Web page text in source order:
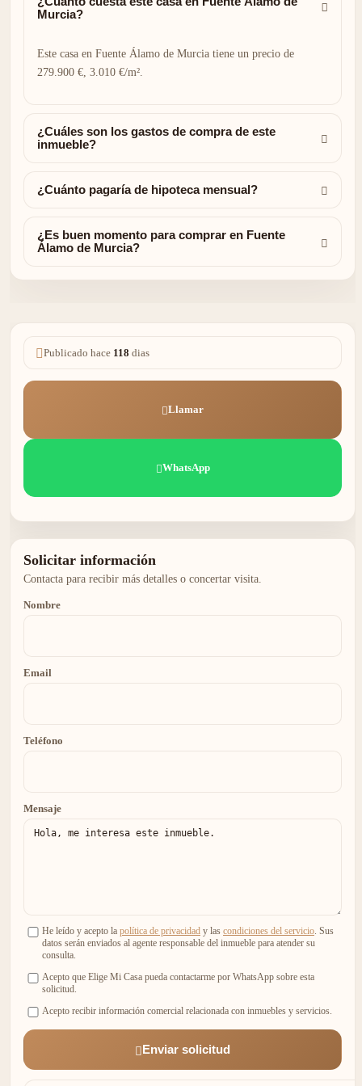
Murcia?
Este casa en Fuente Álamo de Murcia tiene un precio de
279.900 €, 3.010 €/m².
¿Cuáles son los gastos de compra de este
inmueble?
¿Cuánto pagaría de hipoteca mensual?
¿Es buen momento para comprar en Fuente
Álamo de Murcia?
Publicado hace 118 dias
Llamar
WhatsApp
Solicitar información
Contacta para recibir más detalles o concertar visita.
Nombre
Email
Teléfono
Mensaje
He leído y acepto la política de privacidad y las condiciones del servicio. Sus
datos serán enviados al agente responsable del inmueble para atender su
consulta.
Acepto que Elige Mi Casa pueda contactarme por WhatsApp sobre esta
solicitud.
Acepto recibir información comercial relacionada con inmuebles y servicios.
Enviar solicitud